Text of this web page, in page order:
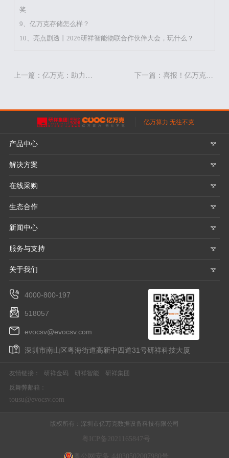
奖
9、亿万克存储怎么样？
10、亮点剧透丨2026研祥智能物联合作伙伴大会，玩什么？
亿万算力 无往不克
产品中心 𐃮
解决方案 𐃮
在线采购 𐃮
生态合作 𐃮
新闻中心 𐃮
服务与支持 𐃮
关于我们 𐃮
4000-800-197
518057
evocsv@evocsv.com
深圳市南山区粤海街道高新中四道31号研祥科技大厦
友情链接： 研祥金码 研祥智能
研祥集团
反舞弊邮箱：
tousu@evocsv.com
版权所有：深圳市亿万克数据设备科技有限公司
粤ICP备2021165847号
粤公网安备 44030502007980号